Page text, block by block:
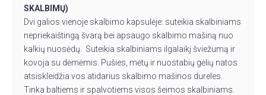
SKALBIMŲ)
Dvi galios vienoje skalbimo kapsulėje: suteikia skalbiniams
nepriekaištingą švarą bei apsaugo skalbimo mašiną nuo
kalkių nuosėdų. Suteikia skalbiniams ilgalaikį šviežumą ir
kovoja su dėmėmis. Pušies, mėtų ir nuostabių gėlių natos
atsiskleidžia vos atidarius skalbimo mašinos dureles.
Tinka baltiems ir spalvotiems visos šeimos skalbiniams.